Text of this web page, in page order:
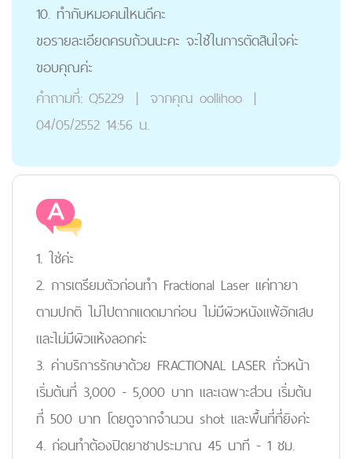
10. ทำกับหมอคนไหนดีคะ
ขอรายละเอียดครบถ้วนนะคะ จะใช้ในการตัดสินใจค่ะ
ขอบคุณค่ะ
คำถามที่: Q5229 | จากคุณ oollihoo |
04/05/2552 14:56 น.
1. ใช่ค่ะ
2. การเตรียมตัวก่อนทำ Fractional Laser แค่ทายา
ตามปกติ ไม่ไปตากแดดมาก่อน ไม่มีผิวหนังแพ้อักเสบ
และไม่มีผิวแห้งลอกค่ะ
3. ค่าบริการรักษาด้วย FRACTIONAL LASER ทั่วหน้า
เริ่มต้นที่ 3,000 - 5,000 บาท และเฉพาะส่วน เริ่มต้น
ที่ 500 บาท โดยดูจากจำนวน shot และพื้นที่ที่ยิงค่ะ
4. ก่อนทำต้องปิดยาชาประมาณ 45 นาที - 1 ชม.